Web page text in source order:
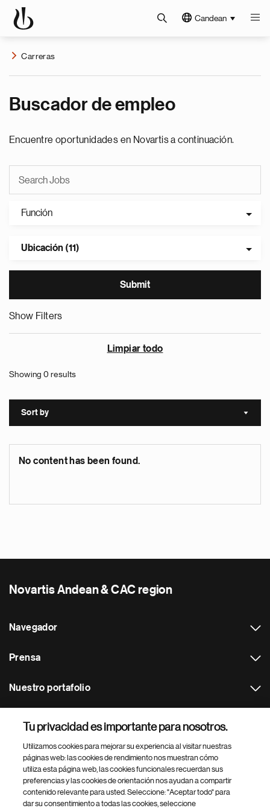
Candean
Carreras
Buscador de empleo
Encuentre oportunidades en Novartis a continuación.
Función
Ubicación (11)
Show Filters
Limpiar todo
Showing 0 results
Sort by Sort
No content has been found.
Novartis Andean & CAC region
Navegador
Prensa
Nuestro portafolio
Footer Site Search
Tu privacidad es importante para nosotros.
Utilizamos cookies para mejorar su experiencia al visitar nuestras
páginas web: las cookies de rendimiento nos muestran cómo
utiliza esta página web, las cookies funcionales recuerdan sus
preferencias y las cookies de orientación nos ayudan a compartir
contenido relevante para usted. Seleccione: "Aceptar todo" para
dar su consentimiento a todas las cookies, seleccione